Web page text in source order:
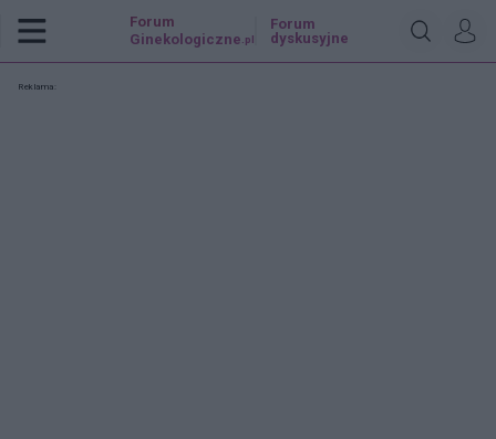
Forum
Ginekologiczne .pl
Forum
dyskusyjne
Reklama: